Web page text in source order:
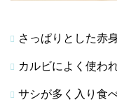
さっぱりとした赤
カルビによく使わ
サシが多く入り食